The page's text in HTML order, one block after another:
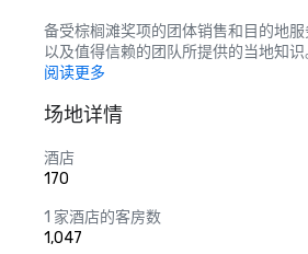
备受棕榈滩奖项的团体销售和目的地
以及值得信赖的团队所提供的当地知识
*罗宾·普拉卡什，集团销售副总裁
*Shanon Villeneuve，销售总监-西海岸
*布兰登·霍尔，CMP，销售总监-佛罗
*Tamara Haynie，销售总监-东北地区
*OPEN，销售总监-东南区
阅读更多
场地详情
酒店
170
1 家酒店的客房数
1,047